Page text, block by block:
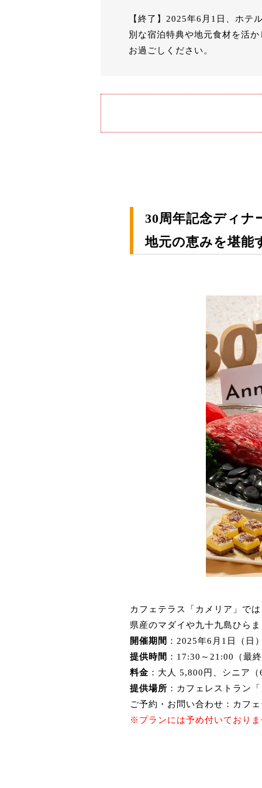
【終了】2025年6月1日、ホテ
別な宿泊特典や地元食材を活
お過ごしください。
30周年記念ディナ
地元の恵みを堪能
カフェテラス「カメリア」で
県産のマダイや九十九島ひら
開催期間 ：​ 2025年6月1日（日
提供時間 ：​ 17:30～21:00（最
料金 ：​ 大人 5,800円、シニア
提供場所 ：​ カフェレストラン
ご予約・お問い合わせ：カフ
※プランには予め付いており